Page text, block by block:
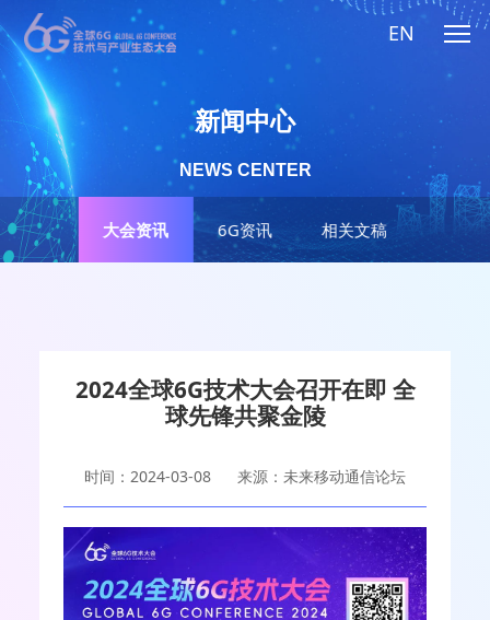
EN
大会资讯 6G资讯 相关文稿
新闻中心
NEWS CENTER
2024全球6G技术大会召开在即 全
球先锋共聚金陵
时间：2024-03-08 来源：未来移动通信论坛